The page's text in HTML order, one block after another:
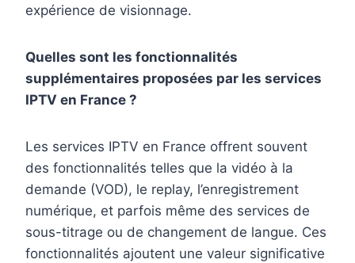
expérience de visionnage.
Quelles sont les fonctionnalités
supplémentaires proposées par les services
IPTV en France ?
Les services IPTV en France offrent souvent
des fonctionnalités telles que la vidéo à la
demande (VOD), le replay, l’enregistrement
numérique, et parfois même des services de
sous-titrage ou de changement de langue. Ces
fonctionnalités ajoutent une valeur significative